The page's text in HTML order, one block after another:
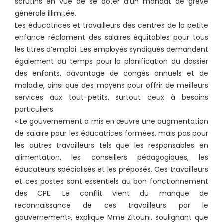
générale illimitée.
Les éducatrices et travailleurs des centres de la petite
enfance réclament des salaires équitables pour tous
les titres d’emploi. Les employés syndiqués demandent
également du temps pour la planification du dossier
des enfants, davantage de congés annuels et de
maladie, ainsi que des moyens pour offrir de meilleurs
services aux tout-petits, surtout ceux à besoins
particuliers.
« Le gouvernement a mis en œuvre une augmentation
de salaire pour les éducatrices formées, mais pas pour
les autres travailleurs tels que les responsables en
alimentation, les conseillers pédagogiques, les
éducateurs spécialisés et les préposés. Ces travailleurs
et ces postes sont essentiels au bon fonctionnement
des CPE. Le conflit vient du manque de
reconnaissance de ces travailleurs par le
gouvernement», explique Mme Zitouni, soulignant que